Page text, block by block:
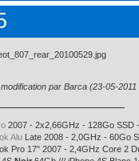
par Barca (23-05-2011
2007 - 2x2,66GHz - 128Go SSD
AluLate 2008 - 2,0GHz - 60Go
Pro 17" 2007 - 2,4GHz Core 2